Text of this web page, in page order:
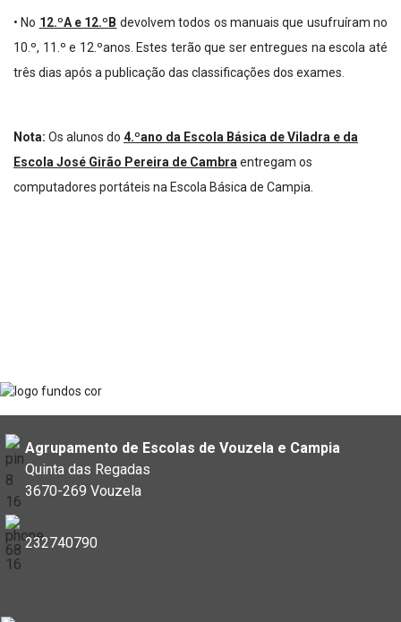
• No 12.ºA e 12.ºB devolvem todos os manuais que usufruíram no
10.º, 11.º e 12.ºanos. Estes terão que ser entregues na escola até
três dias após a publicação das classificações dos exames.
Nota: Os alunos do 4.ºano da Escola Básica de Viladra e da
Escola José Girão Pereira de Cambra entregam os
computadores portáteis na Escola Básica de Campia.
Agrupamento de Escolas de Vouzela e Campia
Quinta das Regadas
3670-269 Vouzela
232740790